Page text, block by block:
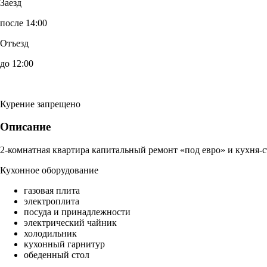
Заезд
после 14:00
Отъезд
до 12:00
Курение запрещено
Описание
2-комнатная квартира капитальный ремонт «под евро» и кухня-
Кухонное оборудование
газовая плита
электроплита
посуда и принадлежности
электрический чайник
холодильник
кухонный гарнитур
обеденный стол